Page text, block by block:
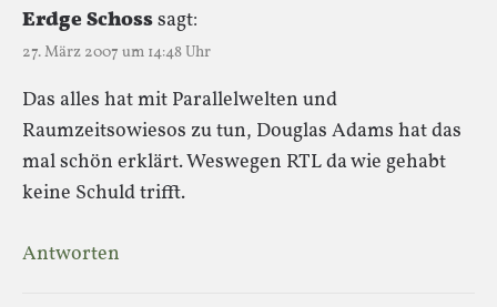
Erdge Schosssagt:
27. März 2007 um 14:48 Uhr
Das alles hat mit Parallelwelten und
Raumzeitsowiesos zu tun, Douglas Adams hat das
mal schön erklärt. Weswegen RTL da wie gehabt
keine Schuld trifft.
Antworten